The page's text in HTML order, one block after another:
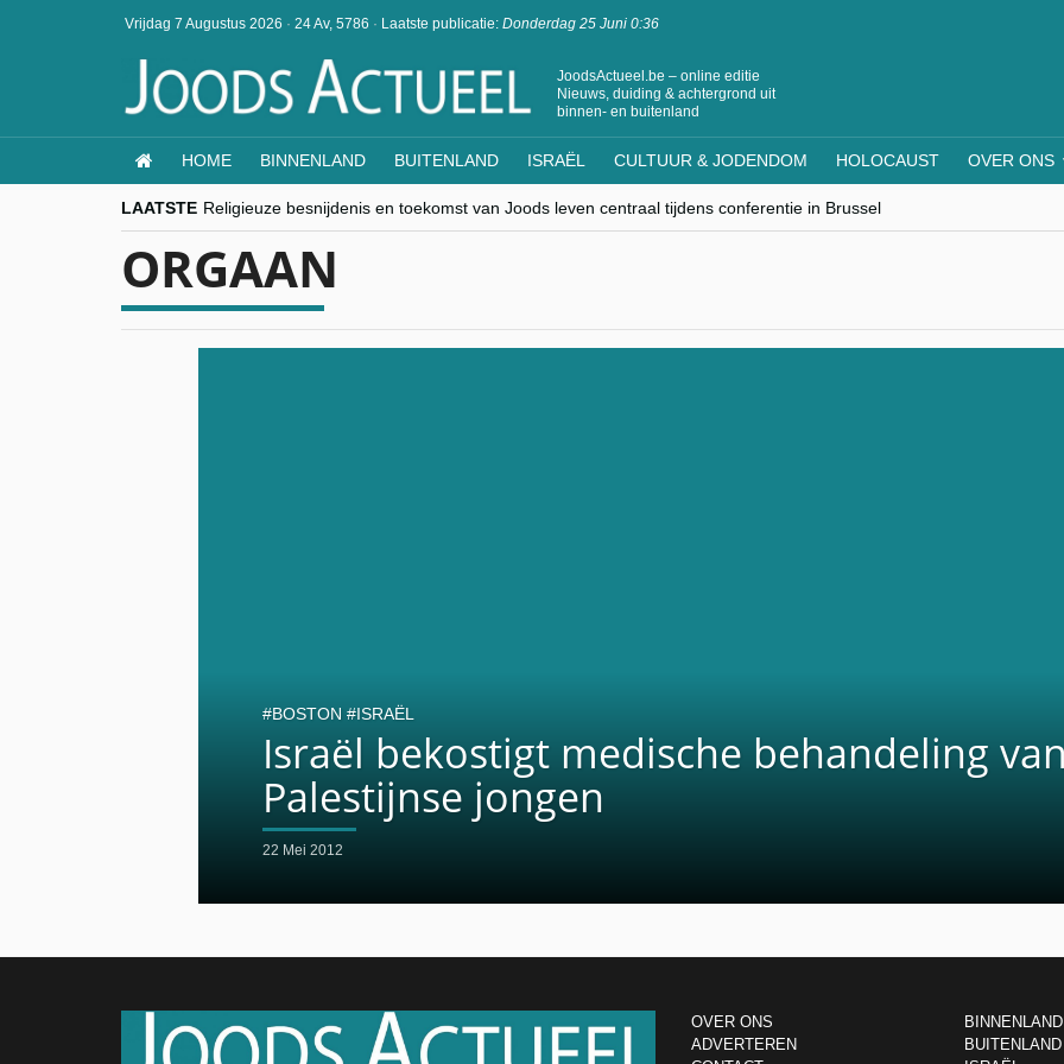
Vrijdag 7 Augustus 2026 · 24 Av, 5786 · Laatste publicatie: Donderdag 25 Juni 0:36
JoodsActueel.be – online editie
Nieuws, duiding & achtergrond uit
binnen- en buitenland
HOME BINNENLAND BUITENLAND ISRAËL CULTUUR & JODENDOM HOLOCAUST OVER ONS
LAATSTE Religieuze besnijdenis en toekomst van Joods leven centraal tijdens conferentie in Brussel
“Besnijdenisdebat toont hoe moeilijk seculiere Westen minderheden begrijpt”, Jinnih Beels (Vooruit)
CITYTRIP | ROEMENIË – Boekarest: de verrassing van Oost-Europa
“Vandaag zit elke Jood in België op de beklaagdenbank”
goKosher lanceert nieuwe website en samenwerking met Mishpacha voor kosher travel en simchas wereldwijd
ORGAAN
Israël bekostigt medische behandeling
Palestijnse jongen
22 Mei 2012
BOSTON ISRAËL
OVER ONS
ADVERTEREN
BINNENLAND
BUITENLAND